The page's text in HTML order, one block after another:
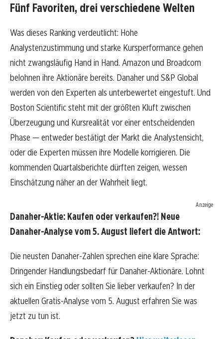
Fünf Favoriten, drei verschiedene Welten
Was dieses Ranking verdeutlicht: Hohe
Analystenzustimmung und starke Kursperformance gehen
nicht zwangsläufig Hand in Hand. Amazon und Broadcom
belohnen ihre Aktionäre bereits. Danaher und S&P Global
werden von den Experten als unterbewertet eingestuft. Und
Boston Scientific steht mit der größten Kluft zwischen
Überzeugung und Kursrealität vor einer entscheidenden
Phase — entweder bestätigt der Markt die Analystensicht,
oder die Experten müssen ihre Modelle korrigieren. Die
kommenden Quartalsberichte dürften zeigen, wessen
Einschätzung näher an der Wahrheit liegt.
Anzeige
Danaher-Aktie: Kaufen oder verkaufen?! Neue
Danaher-Analyse vom 5. August liefert die Antwort:
Die neusten Danaher-Zahlen sprechen eine klare Sprache:
Dringender Handlungsbedarf für Danaher-Aktionäre. Lohnt
sich ein Einstieg oder sollten Sie lieber verkaufen? In der
aktuellen Gratis-Analyse vom 5. August erfahren Sie was
jetzt zu tun ist.